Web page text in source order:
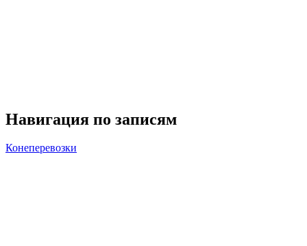
Навигация по записям
Конеперевозки